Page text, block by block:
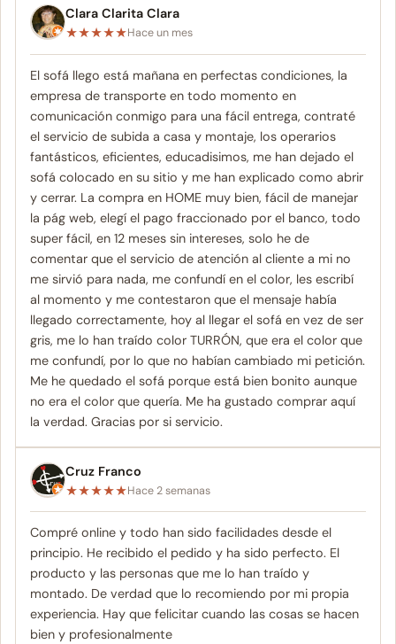
Clara Clarita Clara
★★★★★Hace un mes
El sofá llego está mañana en perfectas condiciones, la
empresa de transporte en todo momento en
comunicación conmigo para una fácil entrega, contraté
el servicio de subida a casa y montaje, los operarios
fantásticos, eficientes, educadisimos, me han dejado el
sofá colocado en su sitio y me han explicado como abrir
y cerrar. La compra en HOME muy bien, fácil de manejar
la pág web, elegí el pago fraccionado por el banco, todo
super fácil, en 12 meses sin intereses, solo he de
comentar que el servicio de atención al cliente a mi no
me sirvió para nada, me confundí en el color, les escribí
al momento y me contestaron que el mensaje había
llegado correctamente, hoy al llegar el sofá en vez de ser
gris, me lo han traído color TURRÓN, que era el color que
me confundí, por lo que no habían cambiado mi petición.
Me he quedado el sofá porque está bien bonito aunque
no era el color que quería. Me ha gustado comprar aquí
la verdad. Gracias por si servicio.
Cruz Franco
★★★★★Hace 2 semanas
Compré online y todo han sido facilidades desde el
principio. He recibido el pedido y ha sido perfecto. El
producto y las personas que me lo han traído y
montado. De verdad que lo recomiendo por mi propia
experiencia. Hay que felicitar cuando las cosas se hacen
bien y profesionalmente